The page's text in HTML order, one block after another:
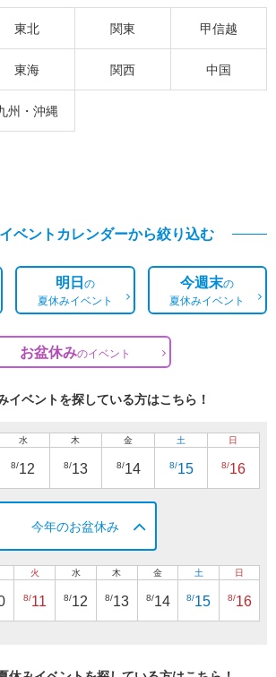
東北 関東 甲信越
東海 関西 中国
州・沖縄
ベントカレンダーから絞り込む
明日の
夏休みイベント
今週末の
夏休みイベント
お盆休みのイベント
イベントを探している方はこちら！
水
8/12
木
8/13
金
8/14
土
8/15
日
8/16
今年のお盆休み
火
8/11
水
8/12
木
8/13
金
8/14
土
8/15
日
8/16